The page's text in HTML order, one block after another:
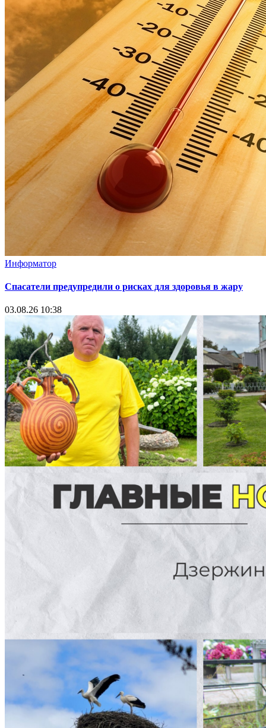
Информатор
Спасатели предупредили о рисках для здоровья в жару
03.08.26 10:38